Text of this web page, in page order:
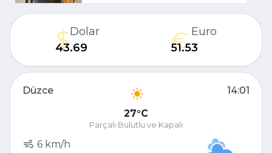
Dolar
43.69
Euro
51.53
Düzce
14:01
27 C
Parçalı Bulutlu ve Kapalı
6 km/h